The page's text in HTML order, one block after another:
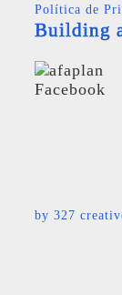
Política de
Building
by 327